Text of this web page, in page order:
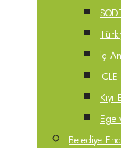
İç
Ege
Belediye